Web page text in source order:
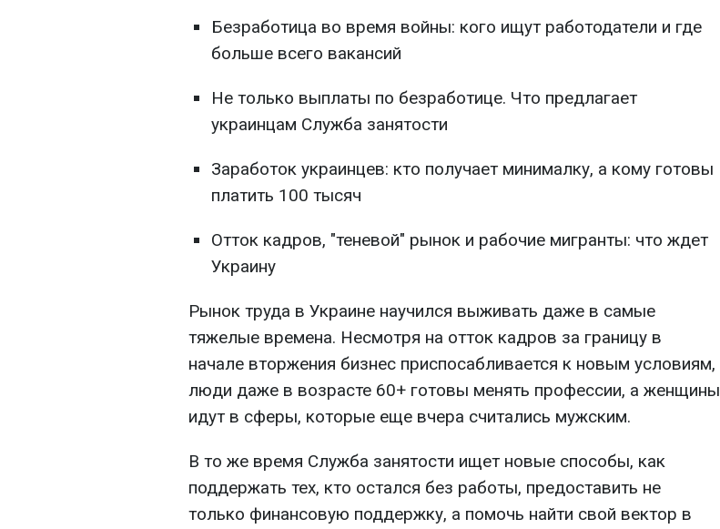
Безработица во время войны: кого ищут работодатели и где
больше всего вакансий
Не только выплаты по безработице. Что предлагает
украинцам Служба занятости
Заработок украинцев: кто получает минималку, а кому готовы
платить 100 тысяч
Отток кадров, "теневой" рынок и рабочие мигранты: что ждет
Украину
Рынок труда в Украине научился выживать даже в самые
тяжелые времена. Несмотря на отток кадров за границу в
начале вторжения бизнес приспосабливается к новым условиям,
люди даже в возрасте 60+ готовы менять профессии, а женщины
идут в сферы, которые еще вчера считались мужским.
В то же время Служба занятости ищет новые способы, как
поддержать тех, кто остался без работы, предоставить не
только финансовую поддержку, а помочь найти свой вектор в